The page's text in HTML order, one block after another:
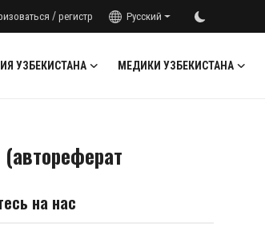
/ регистр Русский
УЗБЕКИСТАНА МЕДИКИ УЗБЕКИСТАНА
на нас